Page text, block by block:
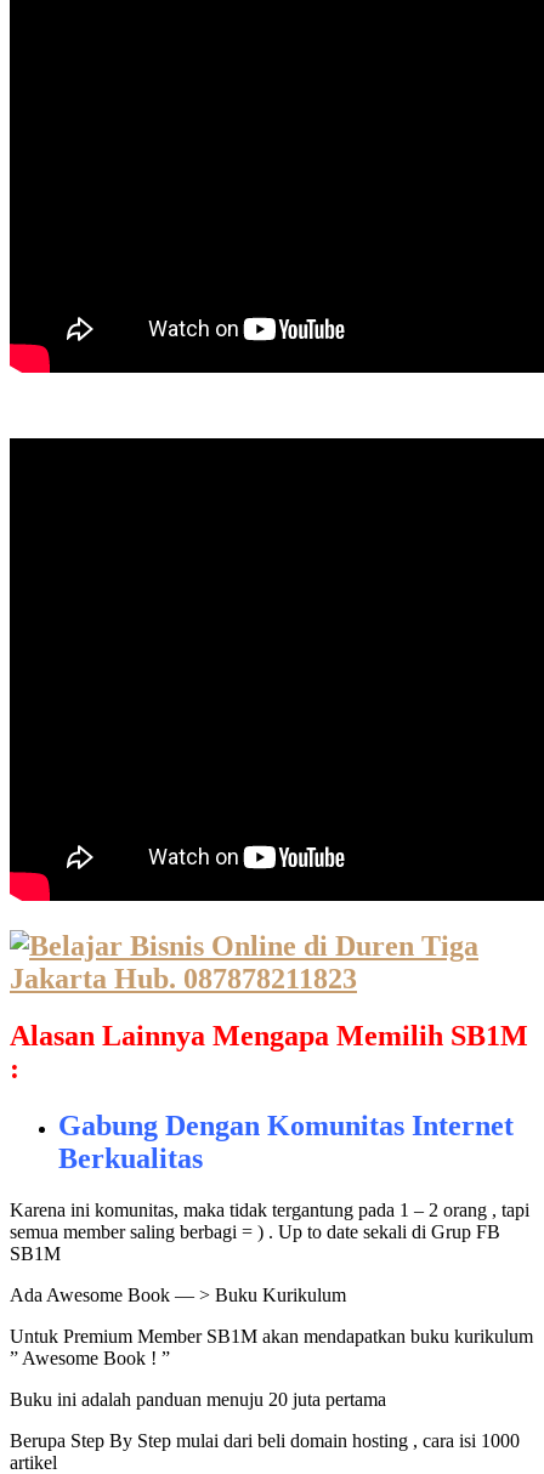
Alasan Lainnya Mengapa Memilih SB1M
:
Gabung Dengan Komunitas Internet
Berkualitas
Karena ini komunitas, maka tidak tergantung pada 1 – 2 orang , tapi
semua member saling berbagi = ) . Up to date sekali di Grup FB
SB1M
Ada Awesome Book — > Buku Kurikulum
Untuk Premium Member SB1M akan mendapatkan buku kurikulum
” Awesome Book ! ”
Buku ini adalah panduan menuju 20 juta pertama
Berupa Step By Step mulai dari beli domain hosting , cara isi 1000
artikel